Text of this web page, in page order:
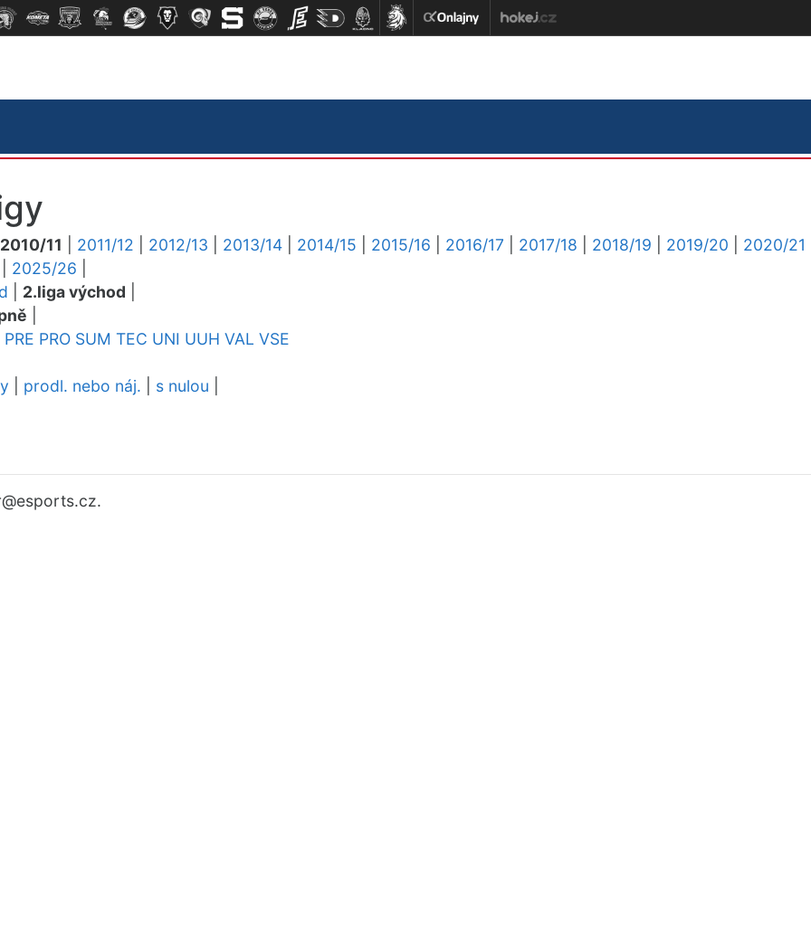
2010/11 2011/12 2012/13 2013/14 2014/15 2015/16 2016/17 2017/18 2018/19 2019/20
2020/21
2025/26
2.liga východ
PRE PRO SUM TEC UNI UUH VAL VSE
prodl. nebo náj. s nulou
@esports.cz.